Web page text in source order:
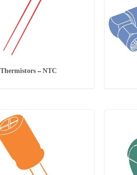
Thermistors - NTC